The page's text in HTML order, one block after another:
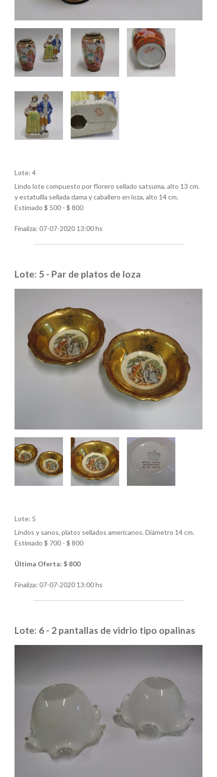
Lote: 4
Lindo lote compuesto por florero sellado satsuma, alto 13 cm.
y estatuilla sellada dama y caballero en loza, alto 14 cm.
Estimado $ 500 - $ 800
Finaliza: 07-07-2020 13:00 hs
Lote: 5 - Par de platos de loza
Lote: 5
Lindos y sanos, platos sellados americanos. Diámetro 14 cm.
Estimado $ 700 - $ 800
Última Oferta: $ 800
Finaliza: 07-07-2020 13:00 hs
Lote: 6 - 2 pantallas de vidrio tipo opalinas